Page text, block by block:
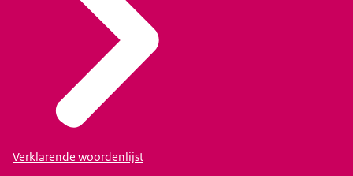
Verklarende woordenlijst